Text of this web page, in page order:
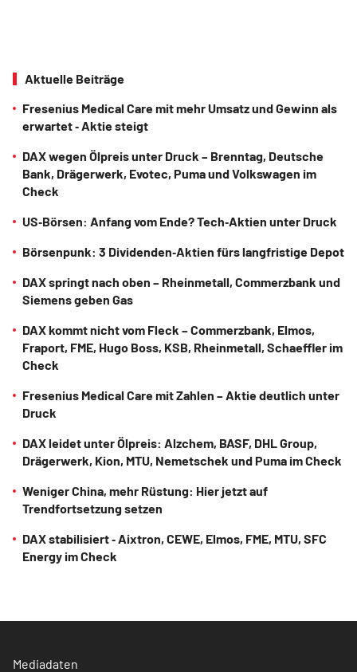
Aktuelle Beiträge
Fresenius Medical Care mit mehr Umsatz und Gewinn als
erwartet ‑ Aktie steigt
DAX wegen Ölpreis unter Druck – Brenntag, Deutsche
Bank, Drägerwerk, Evotec, Puma und Volkswagen im
Check
US‑Börsen: Anfang vom Ende? Tech‑Aktien unter Druck
Börsenpunk: 3 Dividenden‑Aktien fürs langfristige Depot
DAX springt nach oben – Rheinmetall, Commerzbank und
Siemens geben Gas
DAX kommt nicht vom Fleck – Commerzbank, Elmos,
Fraport, FME, Hugo Boss, KSB, Rheinmetall, Schaeffler im
Check
Fresenius Medical Care mit Zahlen – Aktie deutlich unter
Druck
DAX leidet unter Ölpreis: Alzchem, BASF, DHL Group,
Drägerwerk, Kion, MTU, Nemetschek und Puma im Check
Weniger China, mehr Rüstung: Hier jetzt auf
Trendfortsetzung setzen
DAX stabilisiert ‑ Aixtron, CEWE, Elmos, FME, MTU, SFC
Energy im Check
Mediadaten